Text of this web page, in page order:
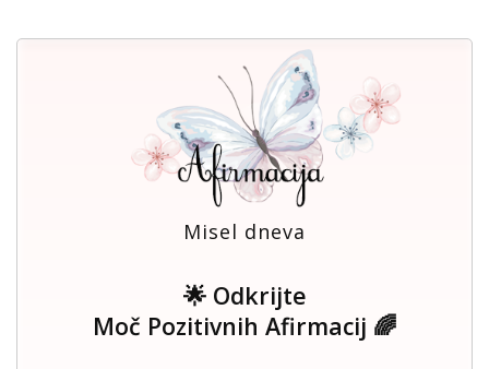
Misel dneva
🌟 Odkrijte
Moč Pozitivnih Afirmacij 🌈